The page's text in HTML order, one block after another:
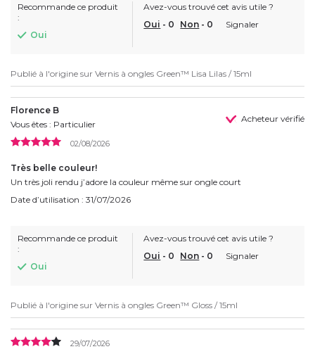
Recommande ce produit
:
Oui
Avez-vous trouvé cet avis utile ?
Oui - 0 Non - 0 Signaler
Publié à l'origine sur Vernis à ongles Green™ Lisa Lilas / 15ml
Florence B
Vous êtes : Particulier
Acheteur vérifié
02/08/2026
Très belle couleur!
Un très joli rendu j’adore la couleur même sur ongle court
Date d’utilisation : 31/07/2026
Recommande ce produit
:
Oui
Avez-vous trouvé cet avis utile ?
Oui - 0 Non - 0 Signaler
Publié à l'origine sur Vernis à ongles Green™ Gloss / 15ml
29/07/2026